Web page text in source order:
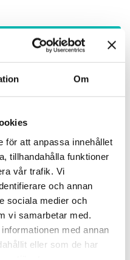
Om
för att anpassa innehållet
tillhandahålla funktioner
vår trafik. Vi
och annan
sociala medier och
vi samarbetar med.
med annan
eller som de har
i varukorgen
38 mm
Lägg till
tvärställt